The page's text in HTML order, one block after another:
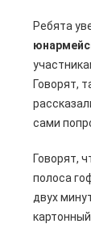
Ребята
Говорят,
сами
Говорят,
полоса
двух